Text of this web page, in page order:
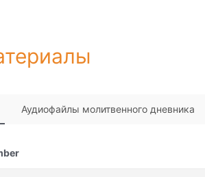
Аудиофайлы молитвенного дневника